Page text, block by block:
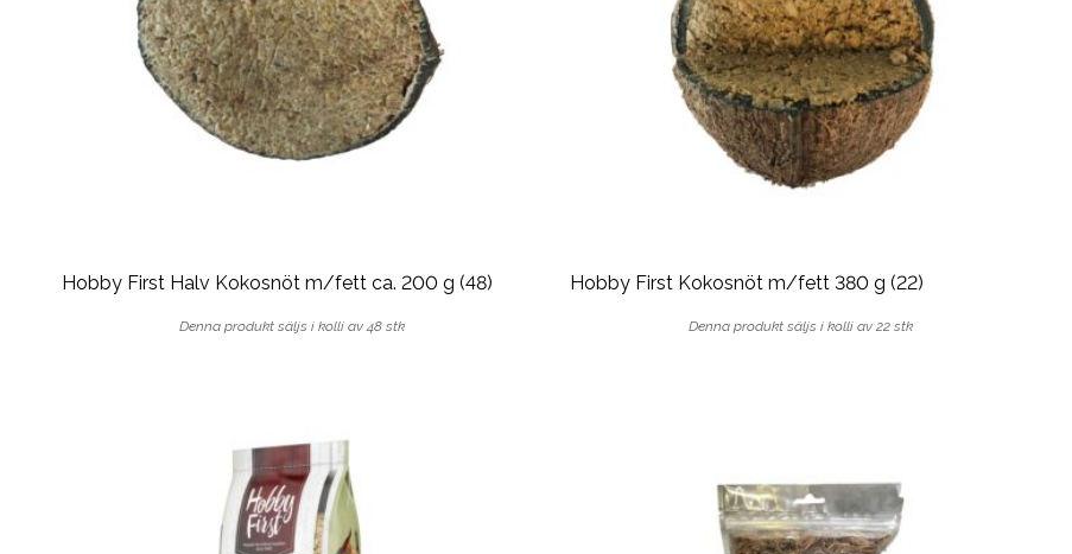
Hobby First Halv Kokosnöt m/fett ca. 200 g (48)
Denna produkt säljs i kolli av 48 stk
Hobby First Kokosnöt m/fett 380 g (22)
Denna produkt säljs i kolli av 22 stk